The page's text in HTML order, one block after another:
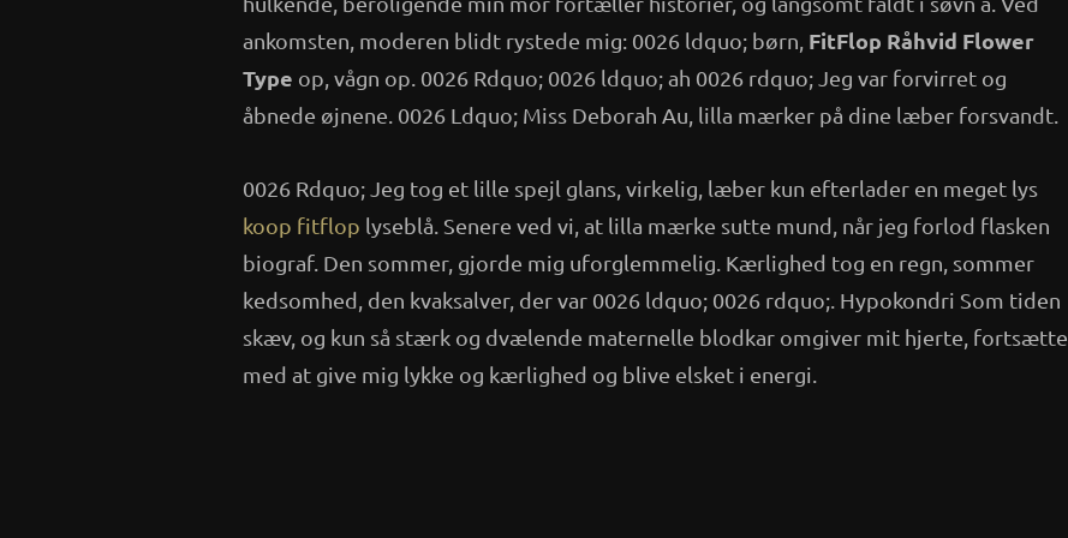
ankomsten, moderen blidt rystede mig: 0026 ldquo; børn, FitFlop Råhvid Flower
Type op, vågn op. 0026 Rdquo; 0026 ldquo; ah 0026 rdquo; Jeg var forvirret og
åbnede øjnene. 0026 Ldquo; Miss Deborah Au, lilla mærker på dine læber forsvandt.
0026 Rdquo; Jeg tog et lille spejl glans, virkelig, læber kun efterlader en meget lys
koop fitflop lyseblå. Senere ved vi, at lilla mærke sutte mund, når jeg forlod flasken
biograf. Den sommer, gjorde mig uforglemmelig. Kærlighed tog en regn, sommer
kedsomhed, den kvaksalver, der var 0026 ldquo; 0026 rdquo;. Hypokondri Som tiden
skæv, og kun så stærk og dvælende maternelle blodkar omgiver mit hjerte, fortsætte
med at give mig lykke og kærlighed og blive elsket i energi.